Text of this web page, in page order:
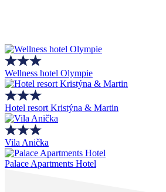
Wellness hotel Olympie
Hotel resort Kristýna & Martin
Vila Anička
Palace Apartments Hotel